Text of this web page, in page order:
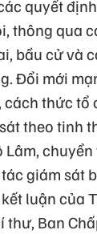
quyết
thông qua
bầu cử và
Đổi mới
cách thức tổ
theo tinh
Lâm,
giám sát
luận của
thư, Ban